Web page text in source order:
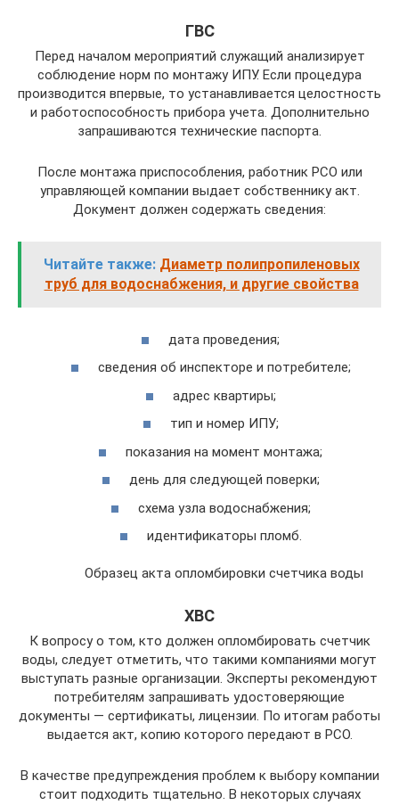
ГВС
Перед началом мероприятий служащий анализирует
соблюдение норм по монтажу ИПУ. Если процедура
производится впервые, то устанавливается целостность
и работоспособность прибора учета. Дополнительно
запрашиваются технические паспорта.
После монтажа приспособления, работник РСО или
управляющей компании выдает собственнику акт.
Документ должен содержать сведения:
Читайте также: Диаметр полипропиленовых
труб для водоснабжения, и другие свойства
дата проведения;
сведения об инспекторе и потребителе;
адрес квартиры;
тип и номер ИПУ;
показания на момент монтажа;
день для следующей поверки;
схема узла водоснабжения;
идентификаторы пломб.
Образец акта опломбировки счетчика воды
ХВС
К вопросу о том, кто должен опломбировать счетчик
воды, следует отметить, что такими компаниями могут
выступать разные организации. Эксперты рекомендуют
потребителям запрашивать удостоверяющие
документы — сертификаты, лицензии. По итогам работы
выдается акт, копию которого передают в РСО.
В качестве предупреждения проблем к выбору компании
стоит подходить тщательно. В некоторых случаях